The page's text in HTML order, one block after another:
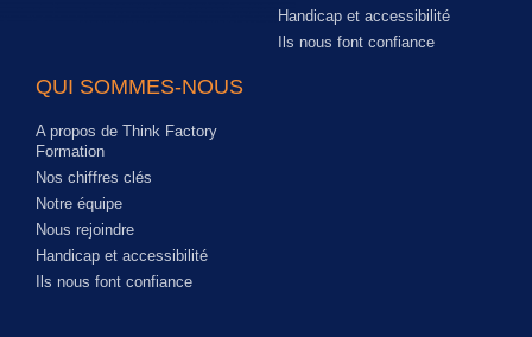
Handicap et accessibilité
Ils nous font confiance
QUI SOMMES-NOUS
A propos de Think Factory
Formation
Nos chiffres clés
Notre équipe
Nous rejoindre
Handicap et accessibilité
Ils nous font confiance